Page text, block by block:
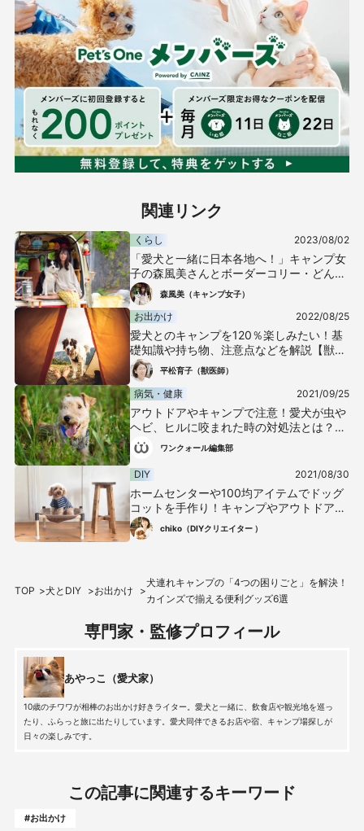
関連リンク
くらし 2023/08/02
「愛犬と一緒に日本各地へ！」キャンプ女
子の森風美さんとボーダーコリー・どんち
ゃんのふたり旅【ワンフルエンサーインタ
ビュー】
森風美（キャンプ女子）
お出かけ 2022/08/25
愛犬とのキャンプを120％楽しみたい！基
礎知識や持ち物、注意点などを解説【獣医
師監修】平松育子（獣医師）
病気・健康 2021/09/25
アウトドアやキャンプで注意！愛犬が虫や
ヘビ、ヒルに咬まれた時の対処法とは？
【獣医師監修】
ワンクォール編集部
DIY 2021/08/30
ホームセンターや100均アイテムでドッグ
コットを手作り！キャンプやアウトドアで
も大活躍♪chiko（DIYクリエイター ）
TOP 犬とDIY お出かけ
犬連れキャンプの「4つの困りごと」を解決！
カインズで揃える便利グッズ6選
専門家・監修プロフィール
あやっこ（愛犬家）
10歳のチワワが相棒のお出かけ好きライター。愛犬と一緒に、飲食店や観光地を巡っ
たり、ふらっと旅に出たりしています。愛犬同伴できるお店や宿、キャンプ場探しが
日々の楽しみです。
この記事に関連するキーワード
#お出かけ